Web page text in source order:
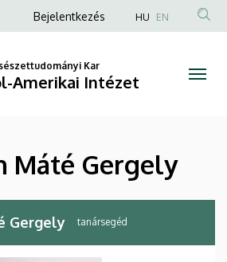
Anonim
fiók
menüje
Bejelentkezés HU EN
Kar
Amerikai Intézet
Máté Gergely
Gergely tanársegéd